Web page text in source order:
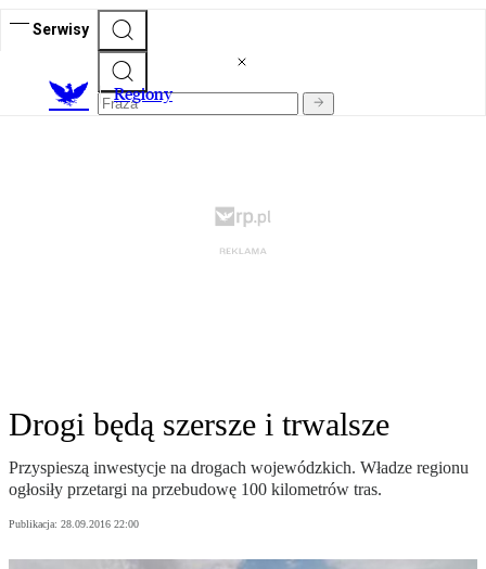
Serwisy
Regiony
Drogi będą szersze i trwalsze
Przyspieszą inwestycje na drogach wojewódzkich. Władze regionu
ogłosiły przetargi na przebudowę 100 kilometrów tras.
Publikacja: 28.09.2016 22:00